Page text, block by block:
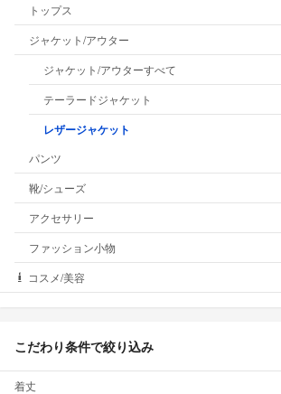
トップス
ジャケット/アウター
ジャケット/アウターすべて
テーラードジャケット
レザージャケット
パンツ
靴/シューズ
アクセサリー
ファッション小物
コスメ/美容
こだわり条件で絞り込み
着丈